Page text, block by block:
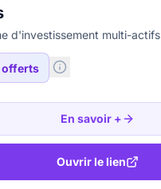
d'investissement multi-actifs
offerts
En savoir +
Ouvrir le lien